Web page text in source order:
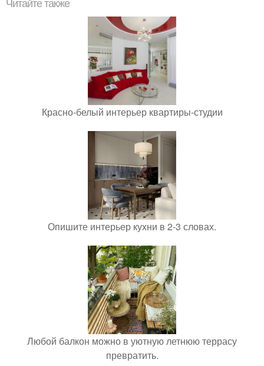
Читайте также
Красно-белый интерьер квартиры-студии
Опишите интерьер кухни в 2-3 словах.
Любой балкон можно в уютную летнюю террасу
превратить.